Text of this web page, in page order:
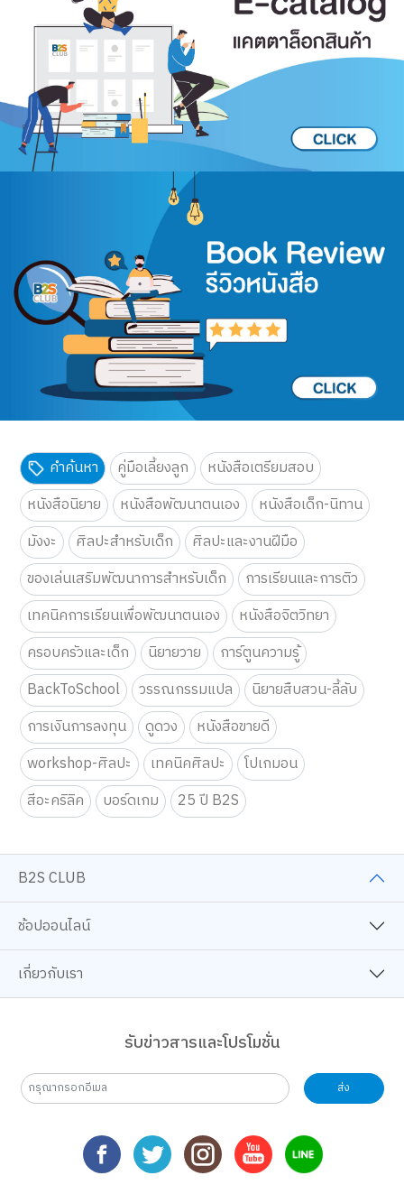
คำค้นหา คู่มือเลี้ยงลูก
หนังสือเตรียมสอบ
หนังสือนิยาย
หนังสือพัฒนาตนเอง
หนังสือเด็ก-นิทาน
มังงะ
ศิลปะสำหรับเด็ก
ศิลปะและงานฝีมือ
ของเล่นเสริมพัฒนาการสำหรับเด็ก
การเรียนและการติว
เทคนิคการเรียนเพื่อพัฒนาตนเอง
หนังสือจิตวิทยา
ครอบครัวและเด็ก
นิยายวาย
การ์ตูนความรู้
BackToSchool
วรรณกรรมแปล
นิยายสืบสวน-ลี้ลับ
การเงินการลงทุน
ดูดวง
หนังสือขายดี
workshop-ศิลปะ
เทคนิคศิลปะ
โปเกมอน
สีอะคริลิค
บอร์ดเกม 25 ปี B2S
B2S CLUB
ช้อปออนไลน์
เกี่ยวกับเรา
รับข่าวสารและโปรโมชั่น
ส่ง